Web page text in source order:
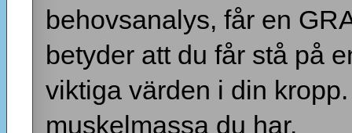
behovsanalys, får en
betyder att du får stå på
viktiga värden i din
muskelmassa du har.